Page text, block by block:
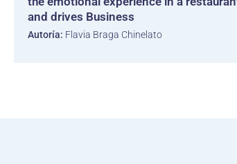
and drives Business
Autoría: Flavia Braga Chinelato